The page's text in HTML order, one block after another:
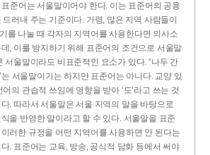
준어는 서울말이어야 한다. 이는 표준어의 공용
러내 주는 기준이다. 가령, 많은 지역 사람들이
를 나눌 때 각자의 지역어를 사용한다면 의사소
, 이를 방지하기 위해 표준어의 조건으로 서울말
서울말이라도 비표준적인 요소가 있다. “나두 간
는 서울말이기는 하지만 표준어는 아니다. 교양 있
의 관습적 쓰임에 영향을 받아 ‘도’라고 쓰는 것
. 따라서 서울말은 서울 지역의 말을 바탕으로
을 반영한 말이라고 할 수 있다. 서울말을 표준
러한 규정을 어떤 지역어를 사용하면 안 된다는
. 표준어는 교육, 방송, 공식적 담화 등에서 써야